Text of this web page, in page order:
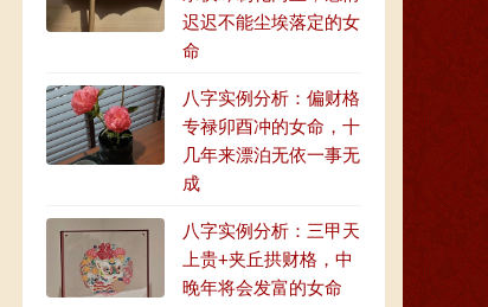
迟迟不能尘埃落定的女
命
八字实例分析：偏财格
专禄卯酉冲的女命，十
几年来漂泊无依一事无
成
八字实例分析：三甲天
上贵+夹丘拱财格，中
晚年将会发富的女命